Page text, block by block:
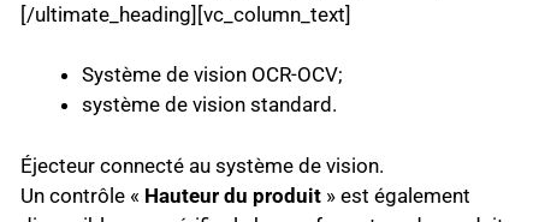
[/ultimate_heading][vc_column_text]
Système de vision OCR-OCV;
système de vision standard.
Éjecteur connecté au système de vision.
Un contrôle « Hauteur du produit » est également